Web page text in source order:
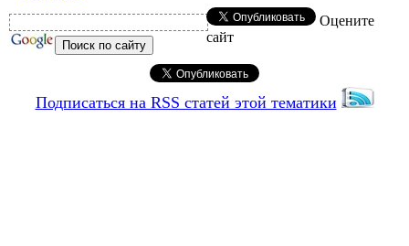
Оцените
сайт
Подписаться на RSS статей этой тематики